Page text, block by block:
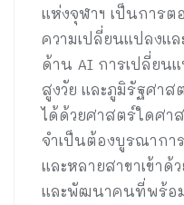
แห่งจุฬาฯ เป็นการ
ความเปลี่ยนแปลงแ
ด้าน AI การเปลี่ยน
สูงวัย และภูมิรัฐศาส
ได้ด้วยศาสตร์ใดศา
จำเป็นต้องบูรณากา
และหลายสาขาเข้า
และพัฒนาคนที่พร้อ